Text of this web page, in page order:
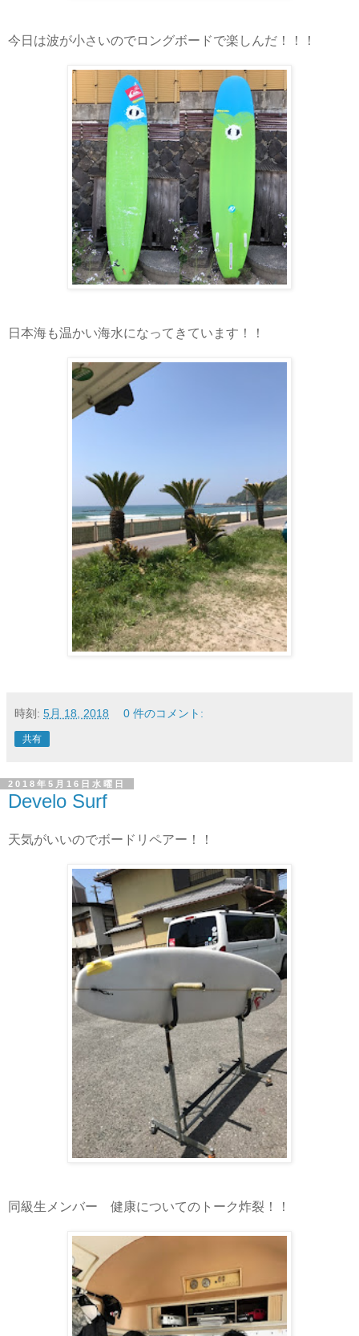
今日は波が小さいのでロングボードで楽しんだ！！！
日本海も温かい海水になってきています！！
時刻: 5月 18, 2018 0 件のコメント:
共有
2018年5月16日水曜日
Develo Surf
天気がいいのでボードリペアー！！
同級生メンバー 健康についてのトーク炸裂！！